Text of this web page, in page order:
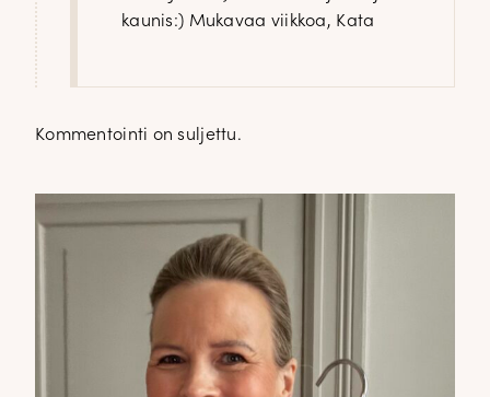
kaunis:) Mukavaa viikkoa, Kata
Kommentointi on suljettu.